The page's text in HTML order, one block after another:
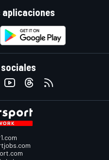
aplicaciones
sociales